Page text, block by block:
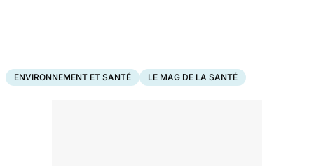
ENVIRONNEMENT ET SANTÉ LE MAG DE LA SANTÉ